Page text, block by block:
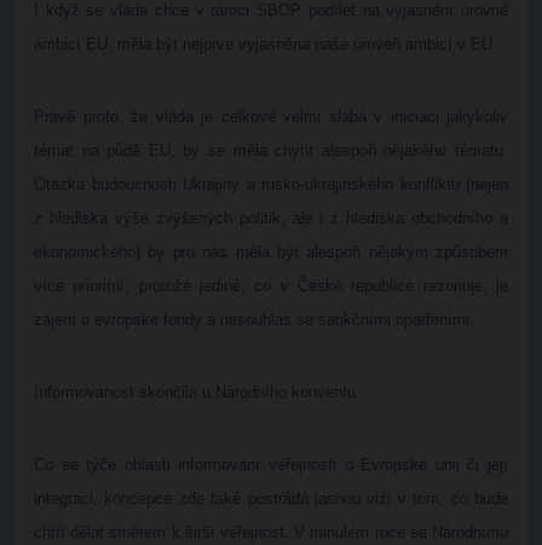
I když se vláda chce v rámci SBOP podílet na vyjasnění úrovně
ambicí EU, měla být nejprve vyjasněna naše úroveň ambicí v EU.
Právě proto, že vláda je celkově velmi slabá v iniciaci jakýkoliv
témat na půdě EU, by se měla chytit alespoň nějakého tématu.
Otázka budoucnosti Ukrajiny a rusko-ukrajinského konfliktu (nejen
z hlediska výše zvýšených politik, ale i z hlediska obchodního a
ekonomického) by pro nás měla být alespoň nějakým způsobem
více prioritní, protože jediné, co v České republice rezonuje, je
zájem o evropské fondy a nesouhlas se sankčními opatřeními.
Informovanost skončila u Národního konventu
Co se týče oblasti informování veřejnosti o Evropské unii či její
integraci, koncepce zde také postrádá jasnou vizi v tom, co bude
chtít dělat směrem k širší veřejnost. V minulém roce se Národnímu